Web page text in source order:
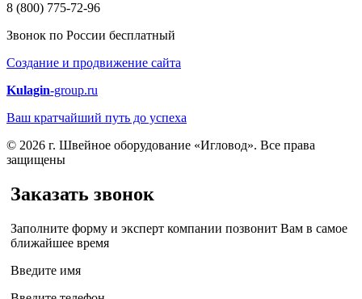
8 (800) 775-72-96
Звонок по России бесплатный
Создание и продвижение сайта
Kulagin-group.ru
Ваш кратчайший путь до успеха
© 2026 г. Швейное оборудование «Игловод». Все права
защищены
Заказать звонок
Заполните форму и эксперт компании позвонит Вам в самое
ближайшее время
Введите имя